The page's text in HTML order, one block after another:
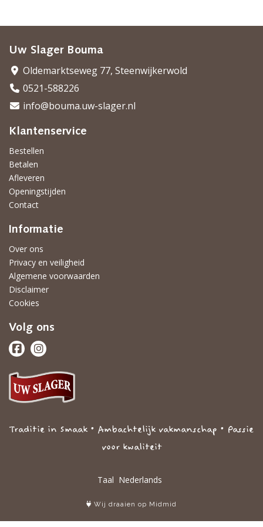
Uw Slager Bouma
Oldemarktseweg 77, Steenwijkerwold
0521-588226
info@bouma.uw-slager.nl
Klantenservice
Bestellen
Betalen
Afleveren
Openingstijden
Contact
Informatie
Over ons
Privacy en veiligheid
Algemene voorwaarden
Disclaimer
Cookies
Volg ons
Traditie in Smaak • Ambachtelijk vakmanschap • Passie
voor kwaliteit
Taal
Wij draaien op Midmid